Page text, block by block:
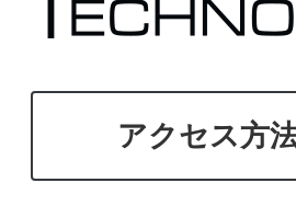
アクセス方